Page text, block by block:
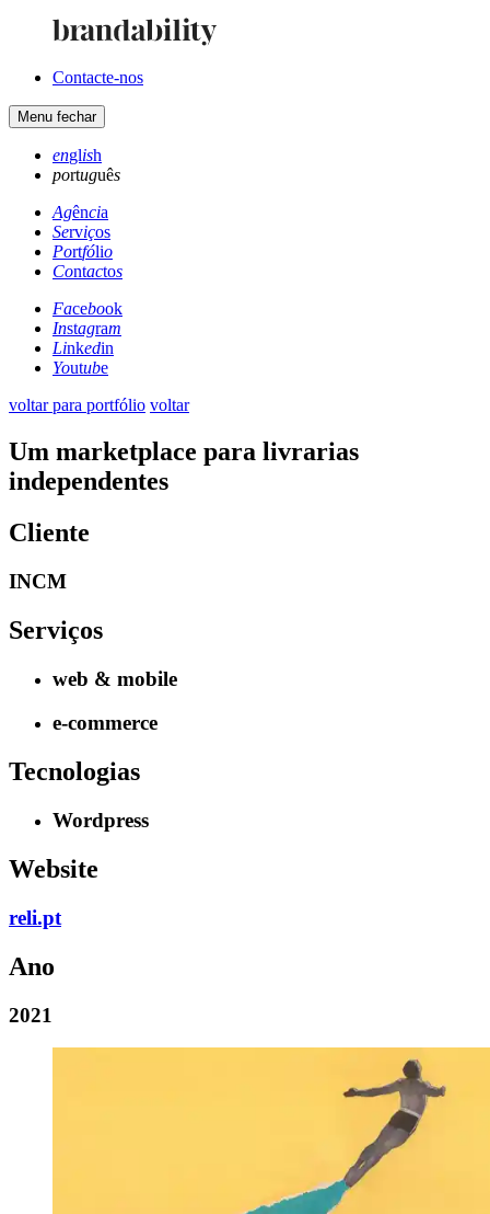
Contacte-nos
Menu fechar
english
português
Agência
Serviços
Portfólio
Contactos
Facebook
Instagram
Linkedin
Youtube
voltar para portfólio voltar
Um marketplace para livrarias
independentes
Cliente
INCM
Serviços
web & mobile
e-commerce
Tecnologias
Wordpress
Website
reli.pt
Ano
2021